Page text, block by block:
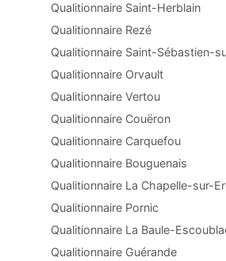
Qualitionnaire Saint-Herblain
Qualitionnaire Rezé
Qualitionnaire Saint-Sébastien-
Qualitionnaire Orvault
Qualitionnaire Vertou
Qualitionnaire Couëron
Qualitionnaire Carquefou
Qualitionnaire Bouguenais
Qualitionnaire La Chapelle-sur-
Qualitionnaire Pornic
Qualitionnaire La Baule-
Qualitionnaire Guérande